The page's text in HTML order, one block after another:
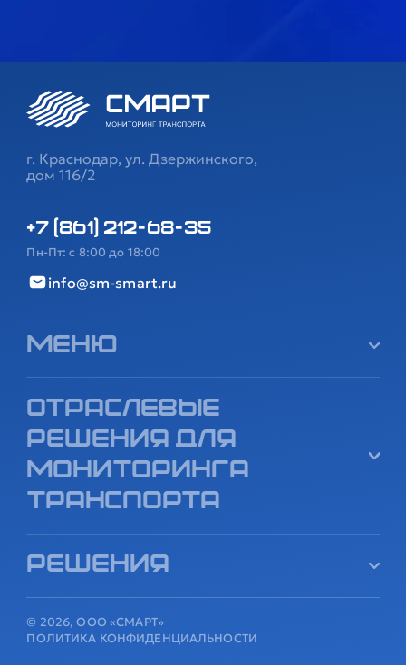
г. Краснодар, ул. Дзержинского,
дом 116/2
+7 (861) 212-68-35
Пн-Пт: с 8:00 до 18:00
info@sm-smart.ru
Меню
Отраслевые
решения для
мониторинга
транспорта
Решения
© 2026, ООО «СМАРТ»
ПОЛИТИКА КОНФИДЕНЦИАЛЬНОСТИ